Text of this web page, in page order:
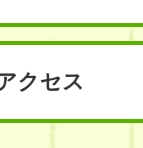
クセス